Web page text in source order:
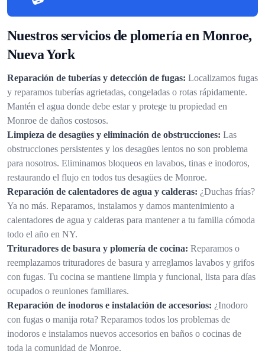
Nuestros servicios de plomería en Monroe,
Nueva York
Reparación de tuberías y detección de fugas: Localizamos fugas
y reparamos tuberías agrietadas, congeladas o rotas rápidamente.
Mantén el agua donde debe estar y protege tu propiedad en
Monroe de daños costosos.
Limpieza de desagües y eliminación de obstrucciones: Las
obstrucciones persistentes y los desagües lentos no son problema
para nosotros. Eliminamos bloqueos en lavabos, tinas e inodoros,
restaurando el flujo en todos tus desagües de Monroe.
Reparación de calentadores de agua y calderas: ¿Duchas frías?
Ya no más. Reparamos, instalamos y damos mantenimiento a
calentadores de agua y calderas para mantener a tu familia cómoda
todo el año en NY.
Trituradores de basura y plomería de cocina: Reparamos o
reemplazamos trituradores de basura y arreglamos lavabos y grifos
con fugas. Tu cocina se mantiene limpia y funcional, lista para días
ocupados o reuniones familiares.
Reparación de inodoros e instalación de accesorios: ¿Inodoro
con fugas o manija rota? Reparamos todos los problemas de
inodoros e instalamos nuevos accesorios en baños o cocinas de
toda la comunidad de Monroe.